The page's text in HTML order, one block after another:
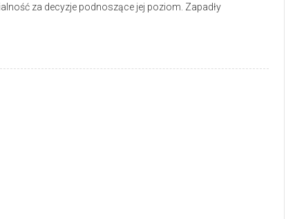
za decyzje podnoszące jej poziom. Zapadły